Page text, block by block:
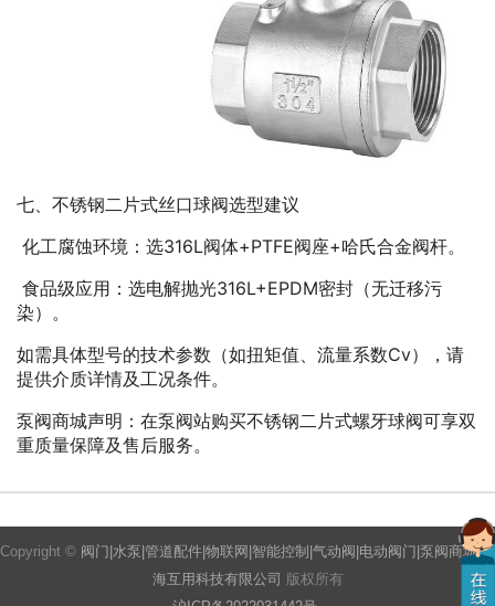
七、不锈钢二片式丝口球阀选型建议
化工腐蚀环境：选316L阀体+PTFE阀座+哈氏合金阀杆。
食品级应用：选电解抛光316L+EPDM密封（无迁移污
染）。
如需具体型号的技术参数（如扭矩值、流量系数Cv），请
提供介质详情及工况条件。
泵阀商城声明：在泵阀站购买不锈钢二片式螺牙球阀可享双
重质量保障及售后服务。
Copyright © 阀门|水泵|管道配件|物联网|智能控制|气动阀|电动阀门|泵阀商城|上
海互用科技有限公司 版权所有